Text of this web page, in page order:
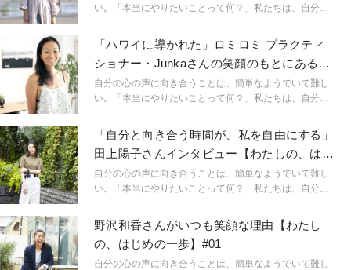
ってそれを見つけたのだろう？ そして、それを始めたと
い。「本当にやりたいことって何？」私たちは、自分の
る。だけど、そんなあなたは心の底から笑えているだろ
うか？ 本連載ではインタビュー形式で、笑顔が素敵な女
性たちの「笑顔のきっかけ」を探っていく。彼女たちに
とって、笑顔にさせてくれるコトって何だろう？ どうや
ってそれを見つけたのだろう？ そして、それを始めたと
「ハワイに導かれた」ロミロミ プラクティ
ショナー・Junkaさんの笑顔のもとにあるも
のとは
自分の心の声に向き合うことは、簡単なようでいて難し
い。「本当にやりたいことって何？」私たちは、自分の
る。だけど、そんなあなたは心の底から笑えているだろ
うか？ 本連載ではインタビュー形式で、笑顔が素敵な女
性たちの「笑顔のきっかけ」を探っていく。彼女たちに
とって、笑顔にさせてくれるコトって何だろう？ どうや
ってそれを見つけたのだろう？ そして、それを始めたと
「自分と向き合う時間が、私を自由にする」
田上陽子さんインタビュー【わたしの、はじ
めの一歩】#03
自分の心の声に向き合うことは、簡単なようでいて難し
い。「本当にやりたいことって何？」私たちは、自分の
る。だけど、そんなあなたは心の底から笑えているだろ
うか？ 本連載ではインタビュー形式で、笑顔が素敵な女
性たちの「笑顔のきっかけ」を探っていく。彼女たちに
とって、笑顔にさせてくれるコトって何だろう？ どうや
野沢和香さんがいつも笑顔な理由【わたし
の、はじめの一歩】#01
自分の心の声に向き合うことは、簡単なようでいて難し